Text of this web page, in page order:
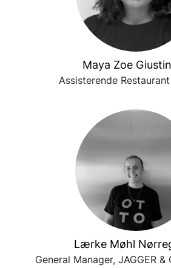
Maya Zoe
Assisterende
Lærke Møhl
General Manager, JAGGER &